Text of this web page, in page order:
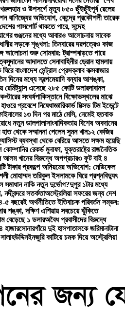
হাম ও উপসর্গে মৃত্যু ৮৫০ ছুঁইছুঁইপূর্ব রেলের
বাণিজ্যের অভিযোগ, কেন্দ্রে প্রকৌশলী তারেক
পাসপোর্ট থাকতে পারে, সন্দেহ
গুঞ্জনের মধ্যে আবারও আলোচনায় সাবেক
সড়কে শৃঙ্খলা: তিনবারের দরপত্রেও কাজ
আলোচনা শুরু সোমবার: ট্রাম্পবাড়তে পারে
সুদানের আদালতে সেনাবাহিনীর ড্রোন হামলায়
বাংলাদেশ সেন্ট্রাল প্রেসক্লাব কক্সবাজার
দিনের মধ্যে স্বল্পমেয়াদি বন্যার আশঙ্কা,
রেমিট্যান্স এসেছে ২৮৫ কোটি ডলারদাবানল
সংঘর্ষপাকিস্তানে বিক্ষোভস্থলের মাঝে
হাওরে প্রবেশে নিষেধাজ্ঞারিকার্ভ মিক্সড টিম ইভেন্টে
১৩ দিন পর মাঠে মেসি, নেমেই হতবাক
নতুন ডালপালাসাংবাদিকতায় বিশেষ অবদানের
থেকে সম্মাননা পেলেন সুমন খান১২ কেজির
ব্যবস্থা থেকে বেরিয়ে আসতে সক্ষম হয়েছি
রেকর্ড মুনাফা, যুক্তরাষ্ট্রে রাজনৈতিক
খানের বিরুদ্ধে অপপ্রচার৩ ফুট বাই ৪
টাকার প্রকল্পে অনিয়মের অভিযোগ: মেডিকেল
মোহাম্মদ তরিকুল ইসলামকে ঘিরে প্রশ্নবিদ্যুৎ
সমাধান নাকি নতুন দুর্ভোগ?দুপুর ১টার মধ্যে
সতর্কতাঅস্ট্রেলিয়া সফরের জন্য দেশ
৫ বছরেই অর্থনীতিতে ইতিবাচক পরিবর্তন সম্ভব:
শঙ্কা, দক্ষিণ এশিয়ায় সবচেয়ে ঝুঁকিতে
বেড়েছে ১ ডলারঅবৈধ প্রবাসীদের বিরুদ্ধে
হাজারসোনারগাঁয়ে দুই হাসপাতালকে জরিমানাটানা
ইনজুরি কাটিয়ে চমক দিয়ে অস্ট্রেলিয়া